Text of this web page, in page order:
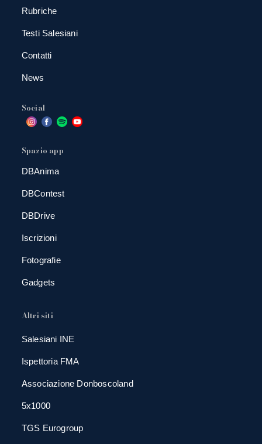
Rubriche
Testi Salesiani
Contatti
News
Social
Spazio app
DBAnima
DBContest
DBDrive
Iscrizioni
Fotografie
Gadgets
Altri siti
Salesiani INE
Ispettoria FMA
Associazione Donboscoland
5x1000
TGS Eurogroup